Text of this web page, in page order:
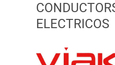
ELECTRICOS